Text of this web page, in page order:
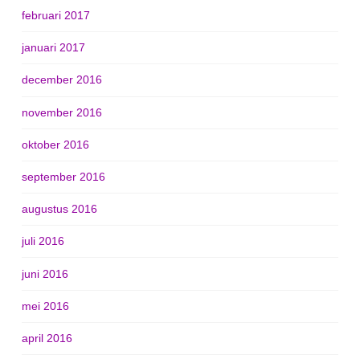
februari 2017
januari 2017
december 2016
november 2016
oktober 2016
september 2016
augustus 2016
juli 2016
juni 2016
mei 2016
april 2016